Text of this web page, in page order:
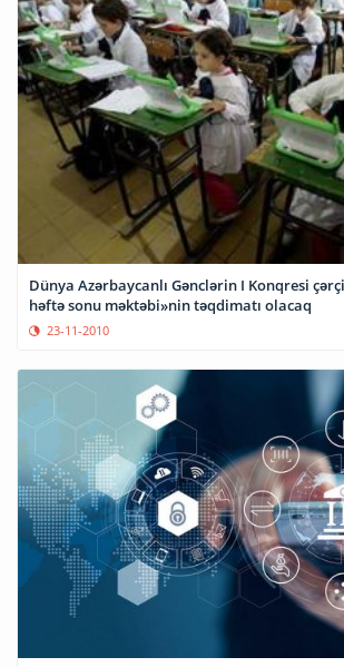
Dünya Azərbaycanlı Gənclərin I Konqresi
həftə sonu məktəbi»nin təqdimatı olacaq
23-11-2010